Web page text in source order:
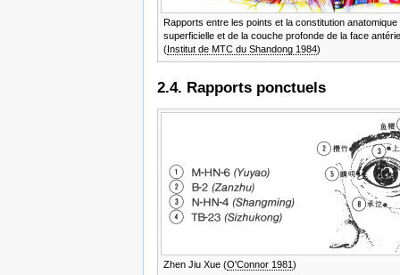
Rapports entre les points et la constitution
superficielle et de la couche profonde de la face
(Institut de MTC du Shandong 1984)
2.4. Rapports ponctuels
Zhen Jiu Xue (O'Connor 1981)